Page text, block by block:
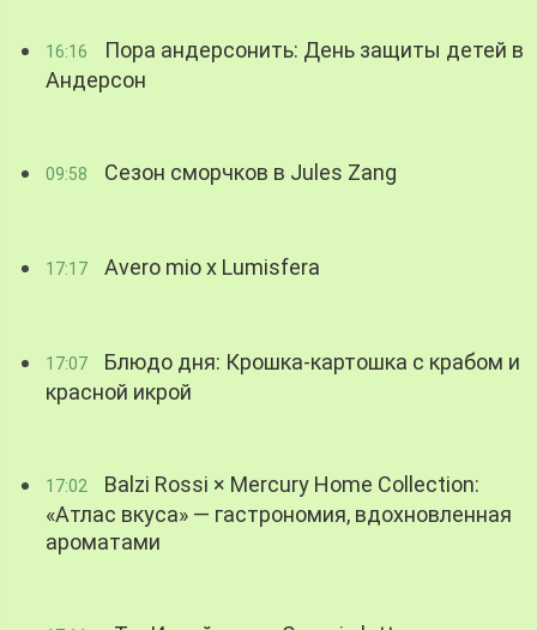
16:16
Пора андерсонить: День защиты детей в
Андерсон
09:58 Сезон сморчков в Jules Zang
17:17 Avero mio x Lumisfera
17:07
Блюдо дня: Крошка-картошка с крабом и
красной икрой
17:02
Balzi Rossi × Mercury Home Collection:
«Атлас вкуса» — гастрономия, вдохновленная
ароматами